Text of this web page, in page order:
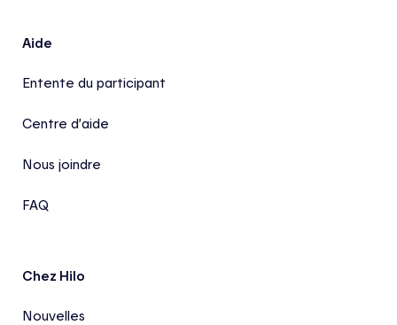
Aide
Entente du participant
Centre d’aide
Nous joindre
FAQ
Chez Hilo
Nouvelles